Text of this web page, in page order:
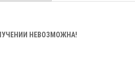
НЕВОЗМОЖНА!